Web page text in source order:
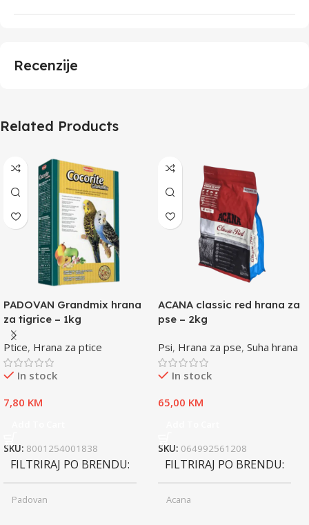
Recenzije
Related Products
PADOVAN Grandmix hrana
za tigrice – 1kg
Ptice, Hrana za ptice
In stock
7,80 KM
SKU: 8001254001838
FILTRIRAJ PO BRENDU
Padovan
ACANA classic red hrana za
pse – 2kg
Psi, Hrana za pse, Suha hrana
In stock
65,00 KM
SKU: 064992561208
FILTRIRAJ PO BRENDU
Acana